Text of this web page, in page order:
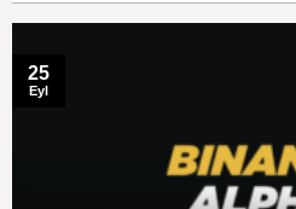
25
Eyl